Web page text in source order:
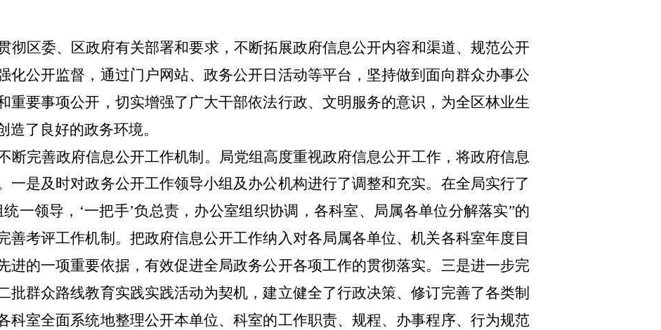
彻区委、区政府有关部署和要求，不断拓展政府信息公开内容和渠道、规范公开
化公开监督，通过门户网站、政务公开日活动等平台，坚持做到面向群众办事公
重要事项公开，切实增强了广大干部依法行政、文明服务的意识，为全区林业生
造了良好的政务环境。
断完善政府信息公开工作机制。
局党组高度重视政府信息公开工作，将政府信息
一是及时对政务公开工作领导小组及办公机构进行了调整和充实。在全局实行了
一领导，‘一把手’负总责，办公室组织协调，各科室、局属各单位分解落实”的
善考评工作机制。把政府信息公开工作纳入对各局属各单位、机关各科室年度目
进的一项重要依据，有效促进全局政务公开各项工作的贯彻落实。三是进一步完
批群众路线教育实践实践活动为契机，建立健全了行政决策、修订完善了各类制
科室全面系统地整理公开本单位、科室的工作职责、规程、办事程序、行为规范